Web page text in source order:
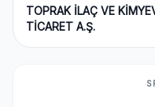
TOPRAK İLAÇ VE
TİCARET A.Ş.